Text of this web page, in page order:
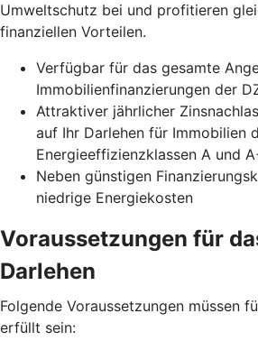
Umweltschutz bei und profitieren
finanziellen Vorteilen.
Verfügbar für das gesamte
Immobilienfinanzierungen der
Attraktiver jährlicher
auf Ihr Darlehen für Immobilien
Energieeffizienzklassen A und
Neben günstigen
niedrige Energiekosten
Voraussetzungen für
Darlehen
Folgende Voraussetzungen müssen
erfüllt sein: